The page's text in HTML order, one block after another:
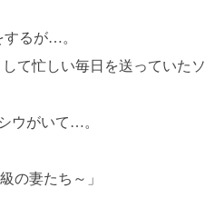
るが…。
て忙しい毎日を送っていたソ
ウがいて…。
の妻たち～」